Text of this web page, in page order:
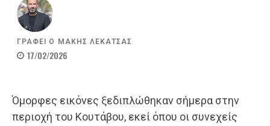
ΓΡΑΦΕΙ Ο ΜΑΚΗΣ ΛΕΚΑΤΣΑΣ
17/02/2026
Όμορφες εικόνες ξεδιπλώθηκαν σήμερα στην
περιοχή του Κουτάβου, εκεί όπου οι συνεχείς